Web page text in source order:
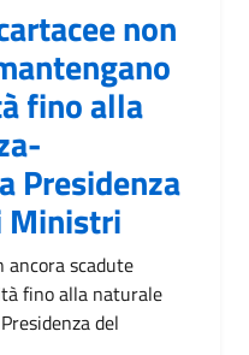
non
fino alla
Presidenza
Ministri
ancora scadute
fino alla naturale
del